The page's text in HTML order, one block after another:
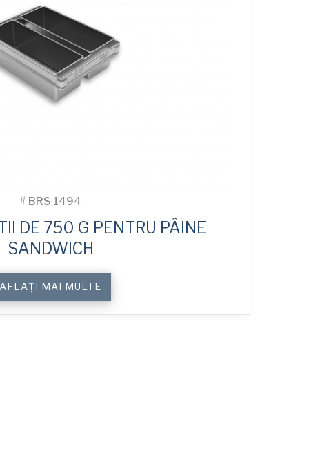
# BRS 1494
DE 750 G PENTRU PÂINE
SANDWICH
AFLAȚI MAI MULTE